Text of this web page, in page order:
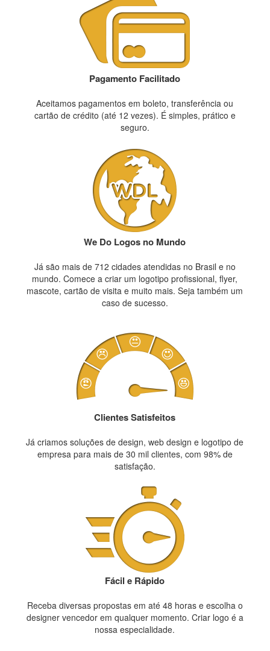
Pagamento Facilitado
Aceitamos pagamentos em boleto, transferência ou
cartão de crédito (até 12 vezes). É simples, prático e
seguro.
We Do Logos no Mundo
Já são mais de 712 cidades atendidas no Brasil e no
mundo. Comece a criar um logotipo profissional, flyer,
mascote, cartão de visita e muito mais. Seja também um
caso de sucesso.
Clientes Satisfeitos
Já criamos soluções de design, web design e logotipo de
empresa para mais de 30 mil clientes, com 98% de
satisfação.
Fácil e Rápido
Receba diversas propostas em até 48 horas e escolha o
designer vencedor em qualquer momento. Criar logo é a
nossa especialidade.